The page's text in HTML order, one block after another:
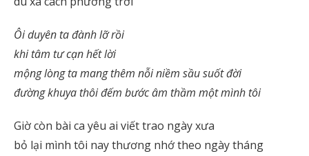
Ôi duyên ta đành lỡ rồi
khi tâm tư cạn hết lời
mộng lòng ta mang thêm nỗi niềm sầu suốt đời
đường khuya thôi đếm bước âm thầm một mình tôi
Giờ còn bài ca yêu ai viết trao ngày xưa
bỏ lại mình tôi nay thương nhớ theo ngày tháng